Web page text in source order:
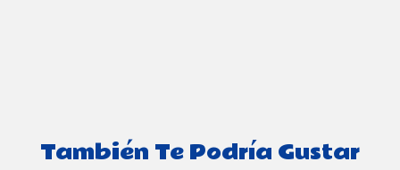
También Te Podría Gustar